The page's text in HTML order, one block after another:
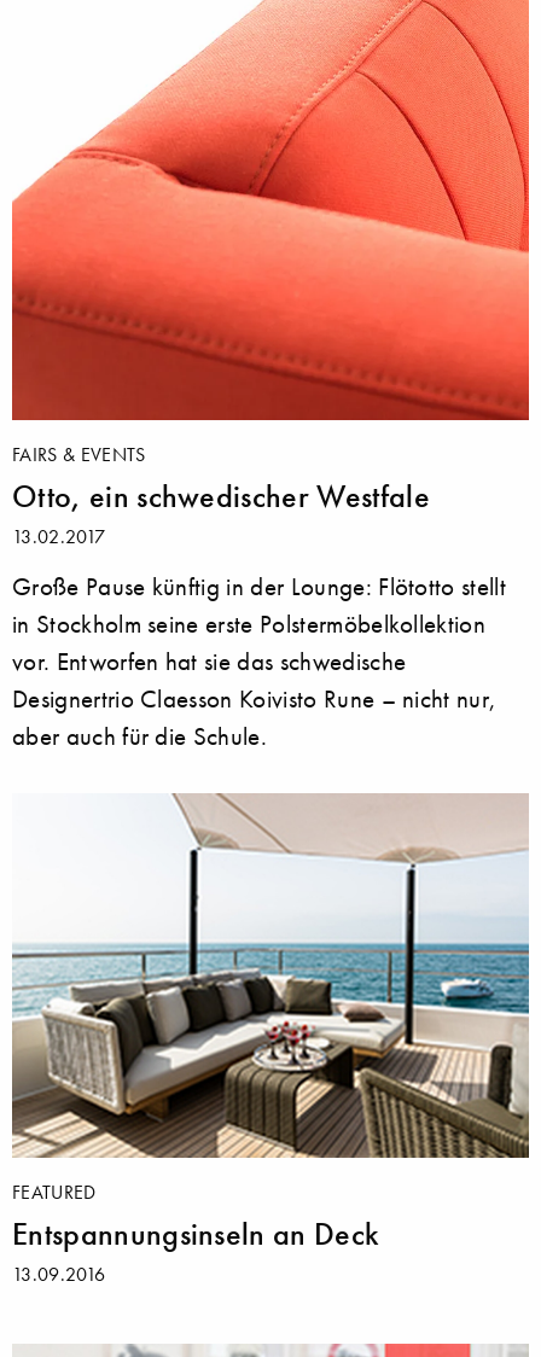
FAIRS & EVENTS
Otto, ein schwedischer Westfale
13.02.2017
Große Pause künftig in der Lounge: Flötotto stellt
in Stockholm seine erste Polstermöbelkollektion
vor. Entworfen hat sie das schwedische
Designertrio Claesson Koivisto Rune – nicht nur,
aber auch für die Schule.
FEATURED
Entspannungsinseln an Deck
13.09.2016